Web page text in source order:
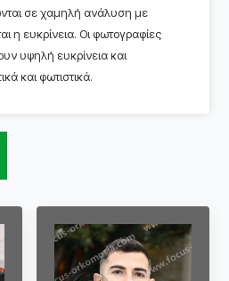
σε χαμηλή ανάλυση με
η ευκρίνεια. Οι φωτογραφίες
υψηλή ευκρίνεια και
και φωτιστικά.